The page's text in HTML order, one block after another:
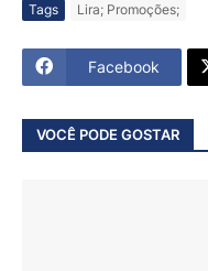
Tags Lira; Promoções;
Facebook
VOCÊ PODE GOSTAR